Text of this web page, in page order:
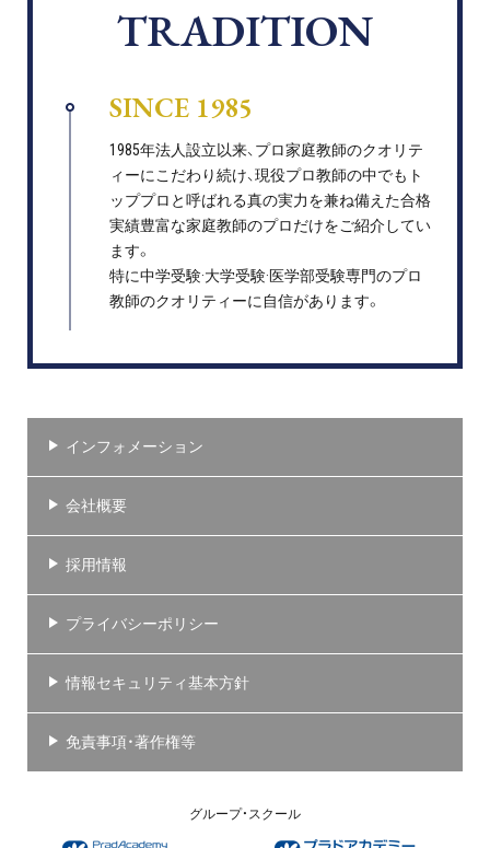
TRADITION
SINCE 1985
1985年法人設立以来、プロ家庭教師のクオリテ
ィーにこだわり続け、現役プロ教師の中でもト
ッププロと呼ばれる真の実力を兼ね備えた合格
実績豊富な家庭教師のプロだけをご紹介してい
ます。
特に中学受験·大学受験·医学部受験専門のプロ
教師のクオリティーに自信があります。
インフォメーション
会社概要
採用情報
プライバシーポリシー
情報セキュリティ基本方針
免責事項・著作権等
グループ・スクール